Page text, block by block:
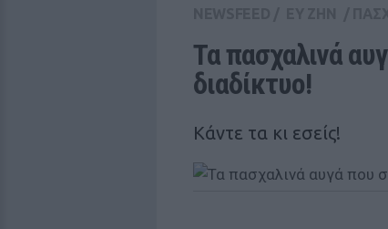
Τα πασχαλινά
διαδίκτυο!
Κάντε τα κι εσείς!